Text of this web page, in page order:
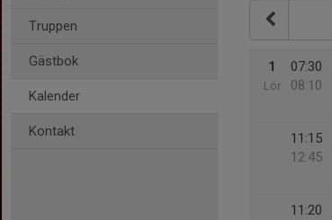
Truppen
Gästbok
Kalender
Kontakt
1
Lör
07:30
08:10
11:15
12:45
11:20